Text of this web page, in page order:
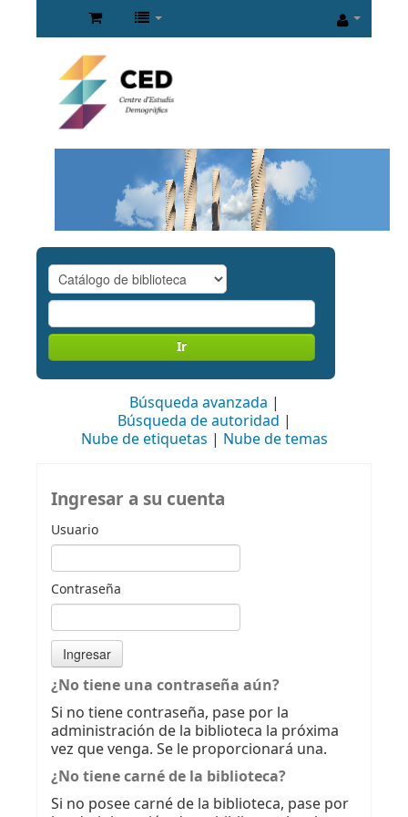
Ir
Búsqueda avanzada
Búsqueda de autoridad
Nube de etiquetas
Nube de temas
Ingresar a su cuenta
Usuario
Contraseña
¿No tiene una contraseña aún?
Si no tiene contraseña, pase por la
administración de la biblioteca la próxima
vez que venga. Se le proporcionará una.
¿No tiene carné de la biblioteca?
Si no posee carné de la biblioteca, pase por